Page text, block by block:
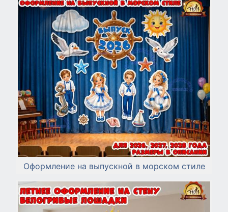
Оформление на выпускной в морском стиле